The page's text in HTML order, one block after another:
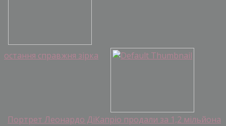
остання справжня зірка
Портрет Леонардо ДіКапріо продали за 1,2 мільйона